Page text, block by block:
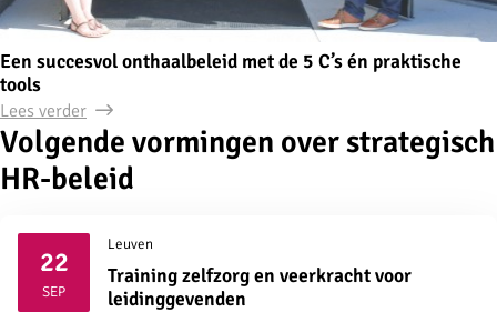
Een succesvol onthaalbeleid met de 5 C’s én praktische
tools
Lees verder
Volgende vormingen over strategisch
HR-beleid
22
SEP2026
Leuven
Training zelfzorg en veerkracht voor
leidinggevenden